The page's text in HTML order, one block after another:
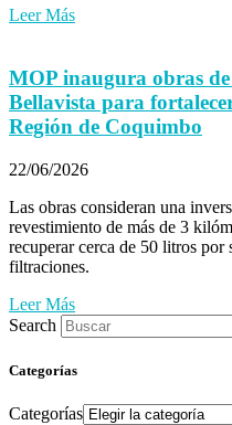
Leer Más
MOP inaugura obras
Bellavista para
Región de Coquimbo
22/06/2026
Las obras consideran una
revestimiento de más de 3
recuperar cerca de 50 litros por
filtraciones.
Leer Más
Search
Categorías
Categorías